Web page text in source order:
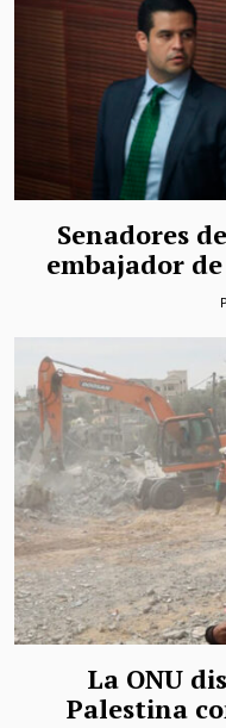
Senadores
embajador
La ONU
Palestina